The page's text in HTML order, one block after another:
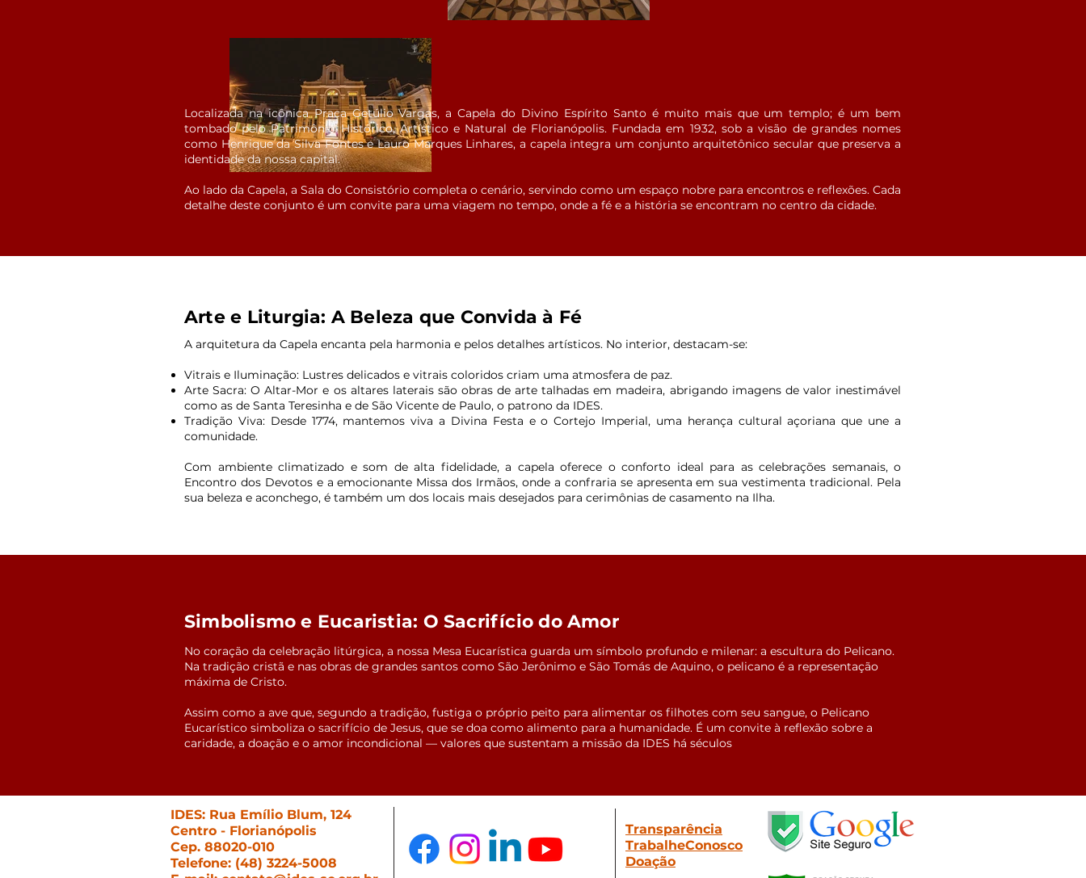
Localizada na icônica Praça Getúlio Vargas, a Capela do Divino Espírito Santo é muito mais que um templo; é um bem
tombado pelo Patrimônio Histórico, Artístico e Natural de Florianópolis. Fundada em 1932, sob a visão de grandes nomes
como Henrique da Silva Fontes e Lauro Marques Linhares, a capela integra um conjunto arquitetônico secular que preserva a
identidade da nossa capital.
Ao lado da Capela, a Sala do Consistório completa o cenário, servindo como um espaço nobre para encontros e reflexões. Cada
detalhe deste conjunto é um convite para uma viagem no tempo, onde a fé e a história se encontram no centro da cidade.
Arte e Liturgia: A Beleza que Convida à Fé
A arquitetura da Capela encanta pela harmonia e pelos detalhes artísticos. No interior, destacam-se:
Vitrais e Iluminação: Lustres delicados e vitrais coloridos criam uma atmosfera de paz.
Arte Sacra: O Altar-Mor e os altares laterais são obras de arte talhadas em madeira, abrigando imagens de valor inestimável
como as de Santa Teresinha e de São Vicente de Paulo, o patrono da IDES.
Tradição Viva: Desde 1774, mantemos viva a Divina Festa e o Cortejo Imperial, uma herança cultural açoriana que une a
comunidade.
Com ambiente climatizado e som de alta fidelidade, a capela oferece o conforto ideal para as celebrações semanais, o
Encontro dos Devotos e a emocionante Missa dos Irmãos, onde a confraria se apresenta em sua vestimenta tradicional. Pela
sua beleza e aconchego, é também um dos locais mais desejados para cerimônias de casamento na Ilha.
Simbolismo e Eucaristia: O Sacrifício do Amor
No coração da celebração litúrgica, a nossa Mesa Eucarística guarda um símbolo profundo e milenar: a escultura do Pelicano.
Na tradição cristã e nas obras de grandes santos como São Jerônimo e São Tomás de Aquino, o pelicano é a representação
máxima de Cristo.
Assim como a ave que, segundo a tradição, fustiga o próprio peito para alimentar os filhotes com seu sangue, o Pelicano
Eucarístico simboliza o sacrifício de Jesus, que se doa como alimento para a humanidade. É um convite à reflexão sobre a
caridade, a doação e o amor incondicional — valores que sustentam a missão da IDES há séculos
IDES: Rua Emílio Blum, 124
Centro - Florianópolis
Cep. 88020-010
Telefone: (48) 3224-5008
Transparência
TrabalheConosco
Doação